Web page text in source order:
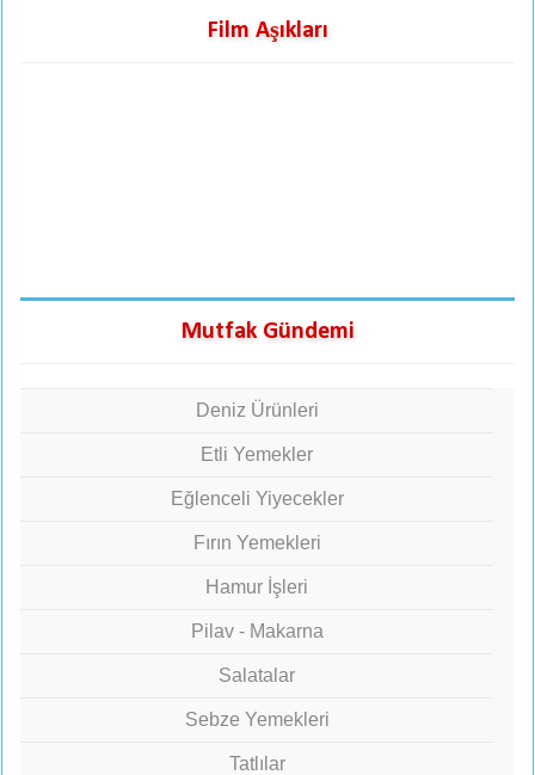
Film Aşıkları
Mutfak Gündemi
Deniz Ürünleri
Etli Yemekler
Eğlenceli Yiyecekler
Fırın Yemekleri
Hamur İşleri
Pilav - Makarna
Salatalar
Sebze Yemekleri
Tatlılar